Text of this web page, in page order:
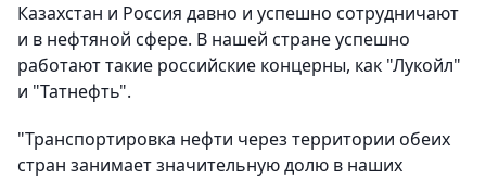
Казахстан и Россия давно и успешно сотрудничают
и в нефтяной сфере. В нашей стране успешно
работают такие российские концерны, как "Лукойл"
и "Татнефть".
"Транспортировка нефти через территории обеих
стран занимает значительную долю в наших